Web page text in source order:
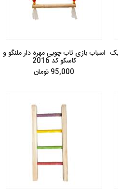
اسباب بازی تاب چوبی مهره دار ملنگو و
کاسکو کد 2016
95,000 تومان